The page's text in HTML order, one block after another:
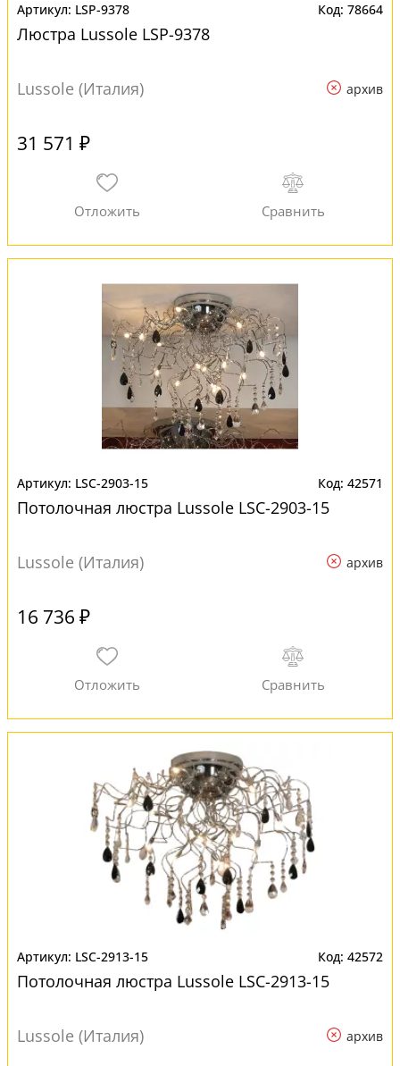
LSP-9378 78664
Люстра Lussole LSP-9378
Lussole (Италия) архив
31 571 ₽
LSC-2903-15 42571
Потолочная люстра Lussole LSC-2903-15
Lussole (Италия) архив
16 736 ₽
LSC-2913-15 42572
Потолочная люстра Lussole LSC-2913-15
Lussole (Италия) архив